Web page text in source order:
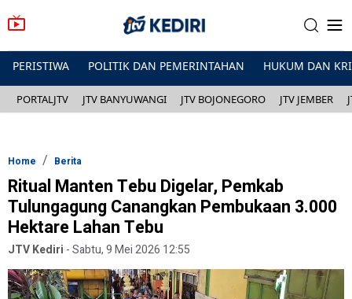
PERISTIWA POLITIK DAN PEMERINTAHAN HUKUM DAN
PORTALJTV JTV BANYUWANGI JTV BOJONEGORO JTV JEMBER
Home Berita
Ritual Manten Tebu Digelar, Pemkab
Tulungagung Canangkan Pembukaan 3.000
Hektare Lahan Tebu
JTV Kediri -Sabtu, 9 Mei 2026 12:55